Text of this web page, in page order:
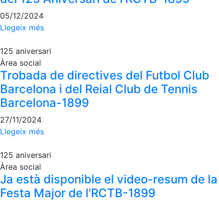
Patrocinadors
Publicitat a la Revista
Vols ser Patrocinador del Club?
Inscripcions El Godó del Soci/a
05/12/2024
Llegeix més
125 aniversari
Àrea social
Trobada de directives del Futbol Club
Barcelona i del Reial Club de Tennis
Barcelona-1899
27/11/2024
Llegeix més
125 aniversari
Àrea social
Ja està disponible el video-resum de la
Festa Major de l'RCTB-1899